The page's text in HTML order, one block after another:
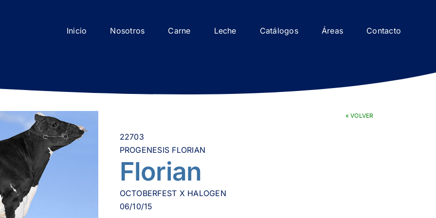
Inicio Nosotros Carne Leche Catálogos Áreas Contacto
« VOLVER
22703
PROGENESIS FLORIAN
Florian
OCTOBERFEST X HALOGEN
06/10/15